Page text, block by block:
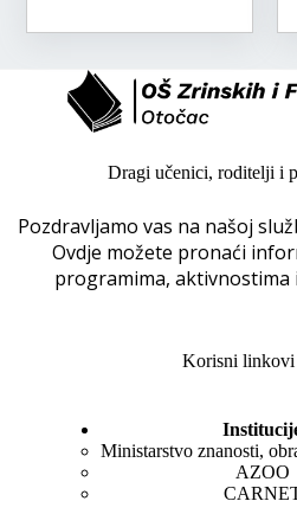
Dragi učenici, roditelji i
Pozdravljamo vas na našoj
Ovdje možete pronaći
programima, aktivnostima
Korisni linkovi
Ministarstvo znanosti,
AZOO